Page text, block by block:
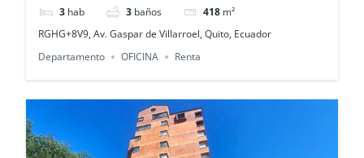
3 hab 3 baños 418 m²
RGHG+8V9, Av. Gaspar de Villarroel, Quito, Ecuador
Departamento
OFICINA Renta